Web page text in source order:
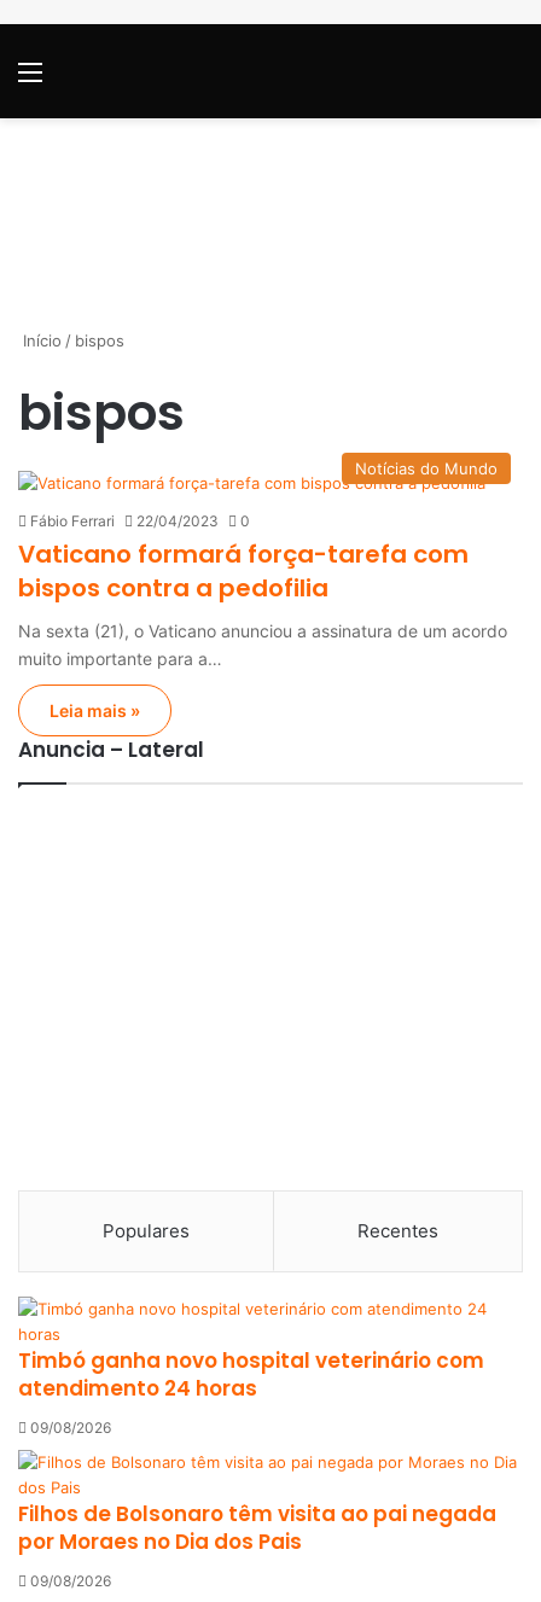
Início / bispos
bispos
Notícias do Mundo
Fábio Ferrari 22/04/2023 0
Vaticano formará força-tarefa com
bispos contra a pedofilia
Na sexta (21), o Vaticano anunciou a assinatura de um acordo
muito importante para a…
Leia mais »
Anuncia – Lateral
Populares Recentes
Timbó ganha novo hospital veterinário com
atendimento 24 horas
09/08/2026
Filhos de Bolsonaro têm visita ao pai negada
por Moraes no Dia dos Pais
09/08/2026